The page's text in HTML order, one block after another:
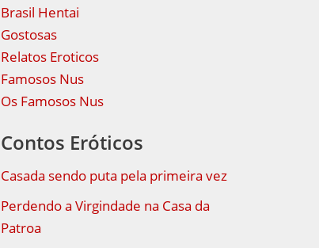
Brasil Hentai
Gostosas
Relatos Eroticos
Famosos Nus
Os Famosos Nus
Contos Eróticos
Casada sendo puta pela primeira vez
Perdendo a Virgindade na Casa da
Patroa